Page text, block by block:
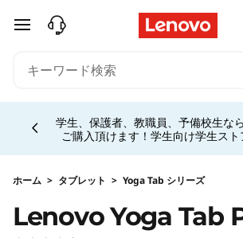
v
o
Y
メインコンテンツにスキップする
学生、保護者、教職員、予備校生な
ご購入頂けます！学生向け学生スト
ホーム > タブレット > Yoga Tab シリーズ
Lenovo Yoga Tab